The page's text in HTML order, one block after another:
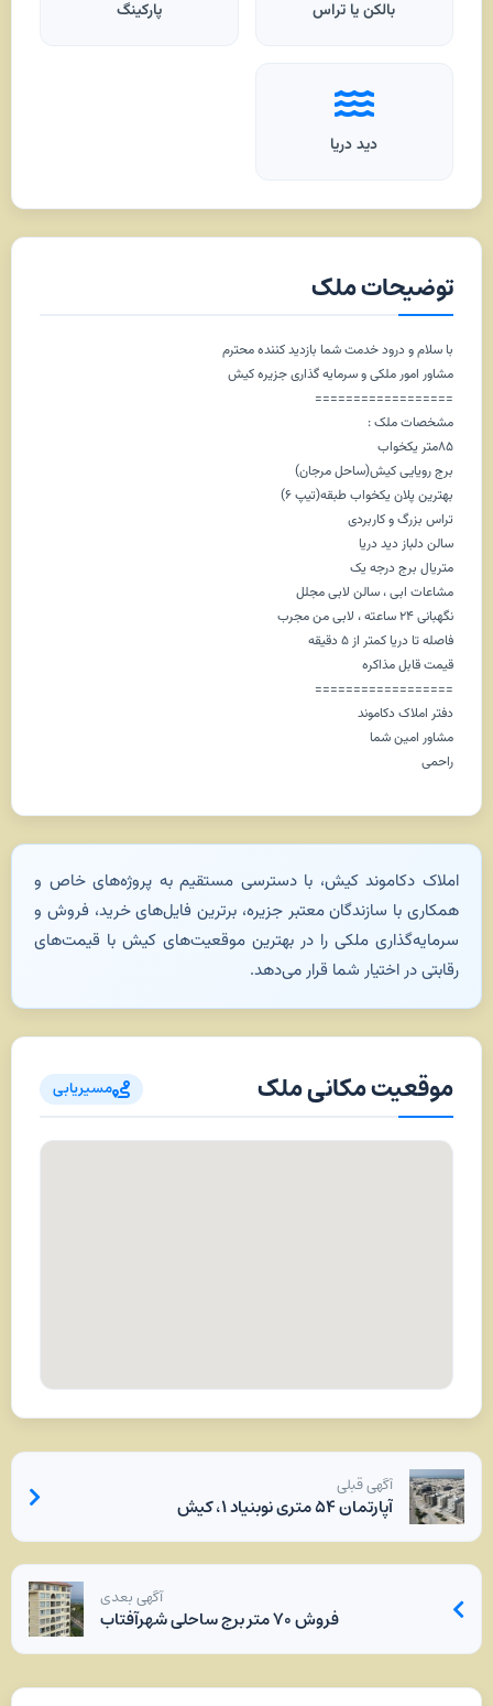
بالکن یا تراس پارکینگ
دید دریا
توضیحات ملک
با سلام و درود خدمت شما بازدید کننده محترم
مشاور امور ملکی و سرمایه گذاری جزیره کیش
==================
مشخصات ملک :
۸۵متر یکخواب
برج رویایی کیش(ساحل مرجان)
بهترین پلان یکخواب طبقه(تیپ ۶)
تراس بزرگ و کاربردی
سالن دلباز دید دریا
متریال برج درجه یک
مشاعات ابی ، سالن لابی مجلل
نگهبانی ۲۴ ساعته ، لابی من مجرب
فاصله تا دریا کمتر از ۵ دقیقه
قیمت قابل مذاکره
==================
دفتر املاک دکاموند
مشاور امین شما
راحمی
املاک دکاموند کیش، با دسترسی مستقیم به پروژه‌های خاص و
همکاری با سازندگان معتبر جزیره، برترین فایل‌های خرید، فروش و
سرمایه‌گذاری ملکی را در بهترین موقعیت‌های کیش با قیمت‌های
رقابتی در اختیار شما قرار می‌دهد.
موقعیت مکانی ملک مسیریابی
آگهی قبلی
آپارتمان ۵۴ متری نوبنیاد ۱، کیش
آگهی بعدی
فروش ۷۰ متر برج ساحلی شهرآفتاب